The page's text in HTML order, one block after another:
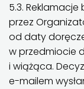
5.3.
przez
od daty
w przedmiocie
i wiążąca.
e-mailem